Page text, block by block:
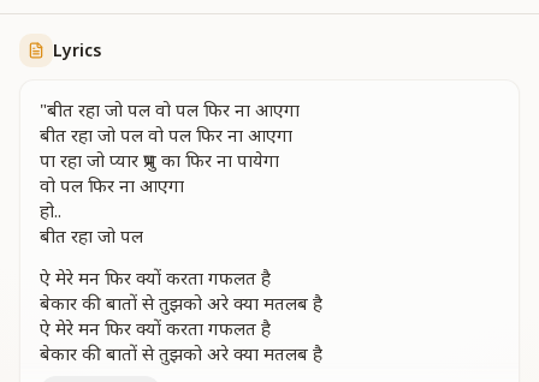
Lyrics
"बीत रहा जो पल वो पल फिर ना आएगा
बीत रहा जो पल वो पल फिर ना आएगा
पा रहा जो प्यार प्रभु का फिर ना पायेगा
वो पल फिर ना आएगा
हो..
बीत रहा जो पल
ऐ मेरे मन फिर क्यों करता गफलत है
बेकार की बातों से तुझको अरे क्या मतलब है
ऐ मेरे मन फिर क्यों करता गफलत है
बेकार की बातों से तुझको अरे क्या मतलब है